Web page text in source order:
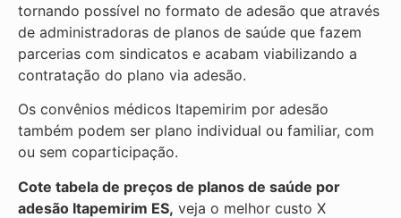
tornando possível no formato de adesão que através
de administradoras de planos de saúde que fazem
parcerias com sindicatos e acabam viabilizando a
contratação do plano via adesão.
Os convênios médicos Itapemirim por adesão
também podem ser plano individual ou familiar, com
ou sem coparticipação.
Cote tabela de preços de planos de saúde por
adesão Itapemirim ES, veja o melhor custo X